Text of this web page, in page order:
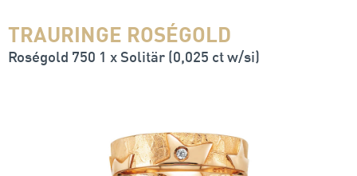
TRAURINGE ROSÉGOLD
Roségold 750 1 x Solitär (0,025 ct w/si)